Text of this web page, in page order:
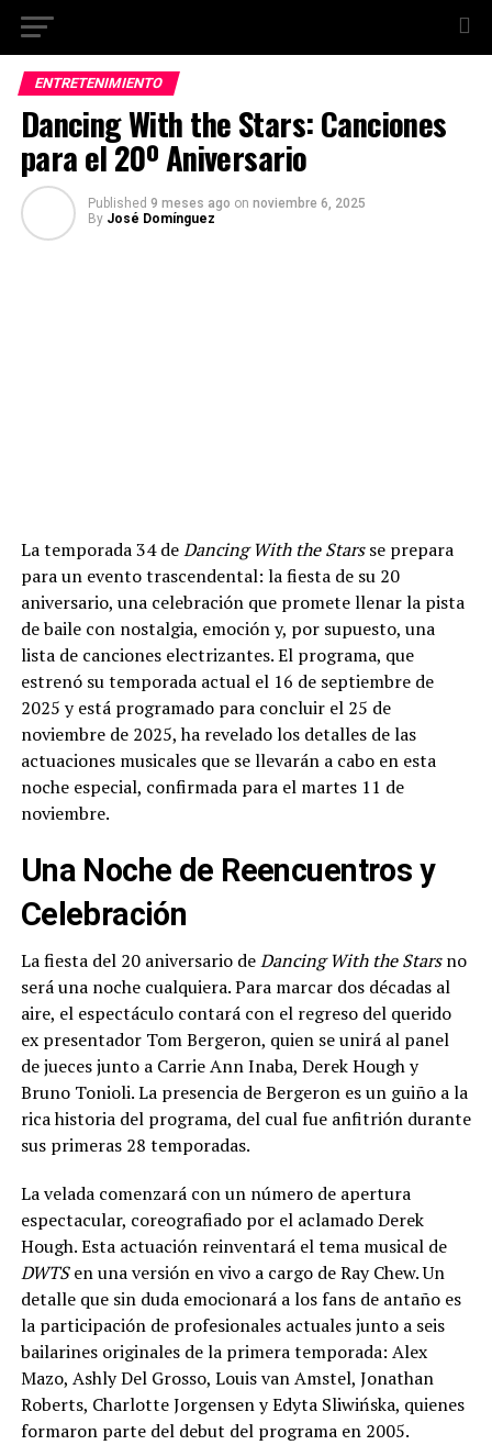
ENTRETENIMIENTO
Dancing With the Stars: Canciones
para el 20º Aniversario
Published 9 meses ago on noviembre 6, 2025
By José Domínguez
La temporada 34 deDancing With the Starsse prepara
para un evento trascendental: la fiesta de su 20
aniversario, una celebración que promete llenar la pista
de baile con nostalgia, emoción y, por supuesto, una
lista de canciones electrizantes. El programa, que
estrenó su temporada actual el 16 de septiembre de
2025 y está programado para concluir el 25 de
noviembre de 2025, ha revelado los detalles de las
actuaciones musicales que se llevarán a cabo en esta
noche especial, confirmada para el martes 11 de
noviembre.
Una Noche de Reencuentros y
Celebración
La fiesta del 20 aniversario deDancing With the Starsno
será una noche cualquiera. Para marcar dos décadas al
aire, el espectáculo contará con el regreso del querido
ex presentador Tom Bergeron, quien se unirá al panel
de jueces junto a Carrie Ann Inaba, Derek Hough y
Bruno Tonioli. La presencia de Bergeron es un guiño a la
rica historia del programa, del cual fue anfitrión durante
sus primeras 28 temporadas.
La velada comenzará con un número de apertura
espectacular, coreografiado por el aclamado Derek
Hough. Esta actuación reinventará el tema musical de
DWTSen una versión en vivo a cargo de Ray Chew. Un
detalle que sin duda emocionará a los fans de antaño es
la participación de profesionales actuales junto a seis
bailarines originales de la primera temporada: Alex
Mazo, Ashly Del Grosso, Louis van Amstel, Jonathan
Roberts, Charlotte Jorgensen y Edyta Sliwińska, quienes
formaron parte del debut del programa en 2005.